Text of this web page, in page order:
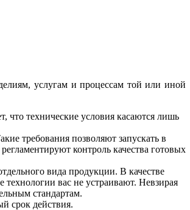
услугам и процессам той или иной
что технические условия касаются лишь
требования позволяют запускать в
контроль качества готовых
вида продукции. В качестве
вас не устраивают. Невзирая
стандартам.
срок действия.